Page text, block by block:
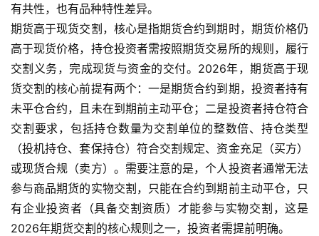
有共性，也有品种特性差异。
期货高于现货交割，核心是指期货合约到期时，期货价格仍
高于现货价格，持仓投资者需按照期货交易所的规则，履行
交割义务，完成现货与资金的交付。2026年，期货高于现
货交割的核心前提有两个：一是期货合约到期，投资者持有
未平仓合约，且未在到期前主动平仓；二是投资者持仓符合
交割要求，包括持仓数量为交割单位的整数倍、持仓类型
（投机持仓、套保持仓）符合交割规定、资金充足（买方）
或现货合规（卖方）。需要注意的是，个人投资者通常无法
参与商品期货的实物交割，只能在合约到期前主动平仓，只
有企业投资者（具备交割资质）才能参与实物交割，这是
2026年期货交割的核心规则之一，投资者需提前明确。